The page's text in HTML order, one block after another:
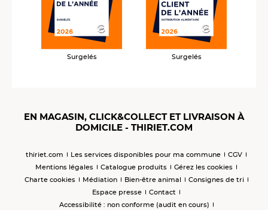
Surgelés Surgelés
EN MAGASIN, CLICK&COLLECT ET LIVRAISON À
DOMICILE - THIRIET.COM
thiriet.com Les services disponibles pour ma commune
CGV
Mentions légales
Catalogue produits
Gérez les cookies
Charte cookies
Médiation Bien-être animal
Consignes de tri
Espace presse
Contact
Accessibilité : non conforme (audit en cours)